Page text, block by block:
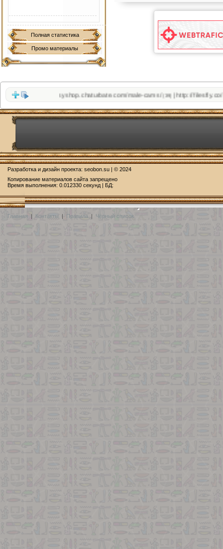
Полная статистика
Промо материалы
pussyshop.chaturbate.com/male-cams/(39)|http://filesfly.co/
Разработка и дизайн проекта: seobon.su | © 2024
Копирование материалов сайта запрещено
Время выполнения: 0.012330 секунд | БД:
Главная | Контакты | Правила | Чёрный список